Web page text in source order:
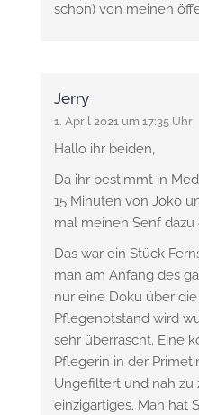
schon) von meinen
Jerry
1. April 2021 um 17:35 Uhr
Hallo ihr beiden,
Da ihr bestimmt in
15 Minuten von Joko
mal meinen Senf dazu
Das war ein Stück
man am Anfang des
nur eine Doku über
Pflegenotstand wird
sehr überrascht. Eine
Pflegerin in der
Ungefiltert und nah zu
einzigartiges. Man hat